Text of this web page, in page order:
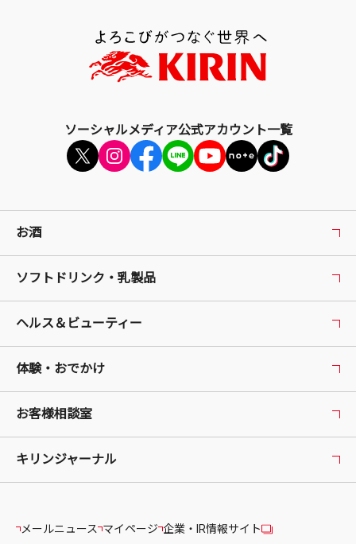
ソーシャルメディア公式アカウント一覧
お酒
ソフトドリンク・乳製品
ヘルス＆ビューティー
体験・おでかけ
お客様相談室
キリンジャーナル
メールニュース マイページ 企業・IR情報サイト